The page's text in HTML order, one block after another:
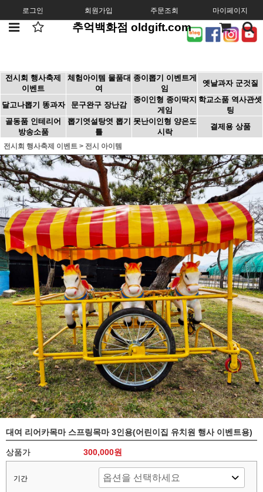
로그인 회원가입 주문조회 마이페이지
추억백화점 oldgift.com
전시회 행사축제
이벤트
체험아이템 물품대
여
종이뽑기 이벤트게
임
옛날과자 군것질
달고나뽑기 똥과자 문구완구 장난감
종이인형 종이딱지
게임
학교소품 역사관셋
팅
골동품 인테리어
방송소품
뽑기엿설탕엿 뽑기
틀
못난이인형 양은도
시락
결제용 상품
전시회 행사축제 이벤트 > 전시 아이템
대여 리어카목마 스프링목마 3인용(어린이집 유치원 행사 이벤트용)
상품가 300,000원
기간